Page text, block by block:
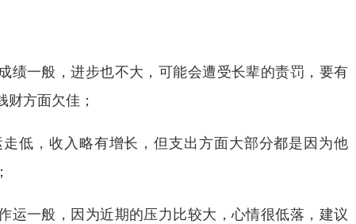
绩一般，进步也不大，可能会遭受长辈的责罚，要有
方面欠佳；
低，收入略有增长，但支出方面大部分都是因为他
运一般，因为近期的压力比较大，心情很低落，建议